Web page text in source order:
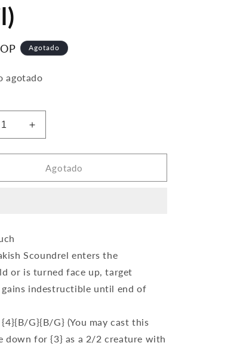
Agotado
agotado
Aumentar
cantidad
para
Rakish
Scoundrel
Agotado
Scoundrel enters the
or is turned face up, target
indestructible until end of
{4}{B/G}{B/G} (You may cast this
down for {3} as a 2/2 creature with